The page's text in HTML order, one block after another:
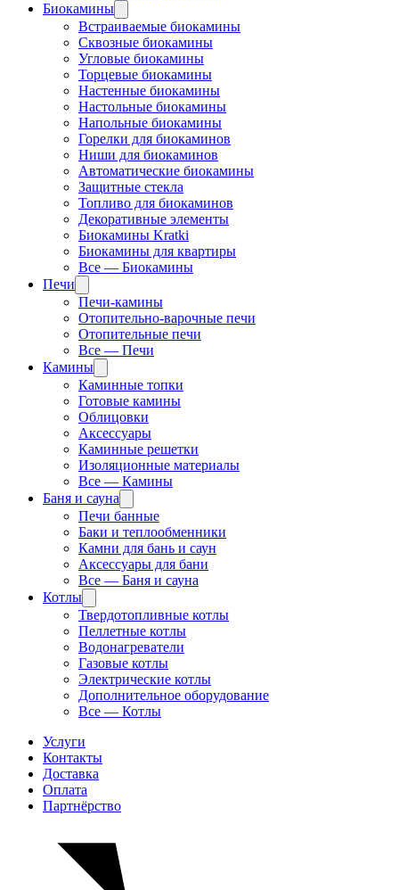
Биокамины
Встраиваемые биокамины
Сквозные биокамины
Угловые биокамины
Торцевые биокамины
Настенные биокамины
Настольные биокамины
Напольные биокамины
Горелки для биокаминов
Ниши для биокаминов
Автоматические биокамины
Защитные стекла
Топливо для биокаминов
Декоративные элементы
Биокамины Kratki
Биокамины для квартиры
Все — Биокамины
Печи
Печи-камины
Отопительно-варочные печи
Отопительные печи
Все — Печи
Камины
Каминные топки
Готовые камины
Облицовки
Аксессуары
Каминные решетки
Изоляционные материалы
Все — Камины
Баня и сауна
Печи банные
Баки и теплообменники
Камни для бань и саун
Аксессуары для бани
Все — Баня и сауна
Котлы
Твердотопливные котлы
Пеллетные котлы
Водонагреватели
Газовые котлы
Электрические котлы
Дополнительное оборудование
Все — Котлы
Услуги
Контакты
Доставка
Оплата
Партнёрство